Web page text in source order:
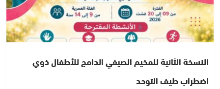
النسخة الثانية للمخيم الصيفي الدامج للأطفال ذوي
اضطراب طيف التوحد